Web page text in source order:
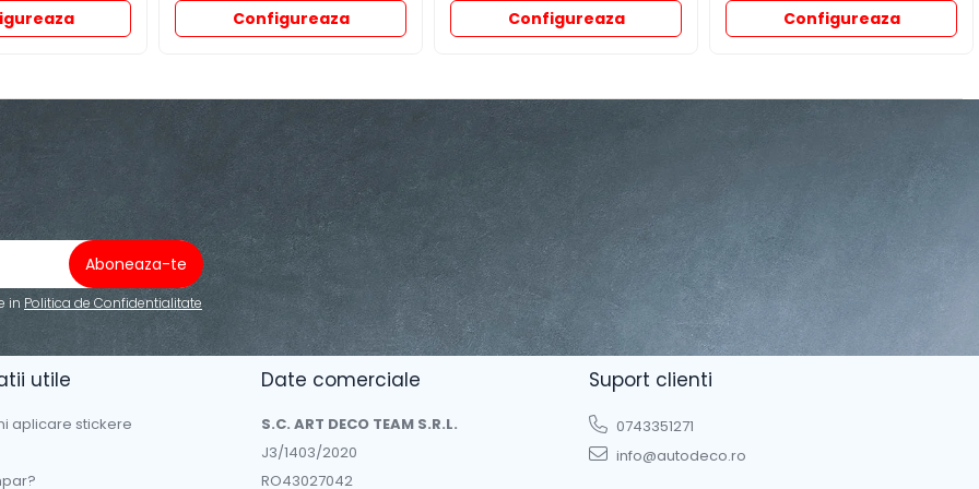
Configureaza Configureaza Configureaza
in Politica de Confidentialitate
utile
aplicare stickere
Date comerciale
S.C. ART DECO TEAM S.R.L.
J3/1403/2020
RO43027042
Suport clienti
0743351271
info@autodeco.ro